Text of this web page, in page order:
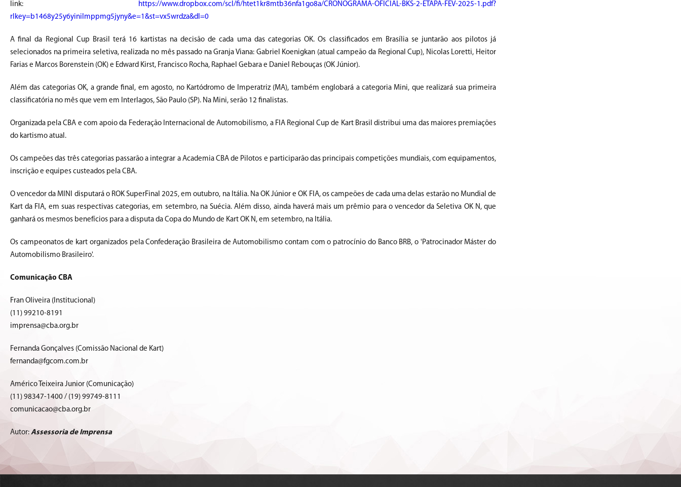
link: https://www.dropbox.com/scl/fi/htet1kr8mtb36nfa1go8a/CRONOGRAMA-OFICIAL-BKS-2-ETAPA-FEV-2025-1.pdf?
rlkey=b1468y25y6yinilmppmg5jyny&e=1&st=vx5wrdza&dl=0
A final da Regional Cup Brasil terá 16 kartistas na decisão de cada uma das categorias OK. Os classificados em Brasília se juntarão aos pilotos já
selecionados na primeira seletiva, realizada no mês passado na Granja Viana: Gabriel Koenigkan (atual campeão da Regional Cup), Nicolas Loretti, Heitor
Farias e Marcos Borenstein (OK) e Edward Kirst, Francisco Rocha, Raphael Gebara e Daniel Rebouças (OK Júnior).
Além das categorias OK, a grande final, em agosto, no Kartódromo de Imperatriz (MA), também englobará a categoria Mini, que realizará sua primeira
classificatória no mês que vem em Interlagos, São Paulo (SP). Na Mini, serão 12 finalistas.
Organizada pela CBA e com apoio da Federação Internacional de Automobilismo, a FIA Regional Cup de Kart Brasil distribui uma das maiores premiações
do kartismo atual.
Os campeões das três categorias passarão a integrar a Academia CBA de Pilotos e participarão das principais competições mundiais, com equipamentos,
inscrição e equipes custeados pela CBA.
O vencedor da MINI disputará o ROK SuperFinal 2025, em outubro, na Itália. Na OK Júnior e OK FIA, os campeões de cada uma delas estarão no Mundial de
Kart da FIA, em suas respectivas categorias, em setembro, na Suécia. Além disso, ainda haverá mais um prêmio para o vencedor da Seletiva OK N, que
ganhará os mesmos benefícios para a disputa da Copa do Mundo de Kart OK N, em setembro, na Itália.
Os campeonatos de kart organizados pela Confederação Brasileira de Automobilismo contam com o patrocínio do Banco BRB, o 'Patrocinador Máster do
Automobilismo Brasileiro'.
Comunicação CBA
Fran Oliveira (Institucional)
(11) 99210-8191
imprensa@cba.org.br
Fernanda Gonçalves (Comissão Nacional de Kart)
fernanda@fgcom.com.br
Américo Teixeira Junior (Comunicação)
(11) 98347-1400 / (19) 99749-8111
comunicacao@cba.org.br
Autor: Assessoria de Imprensa